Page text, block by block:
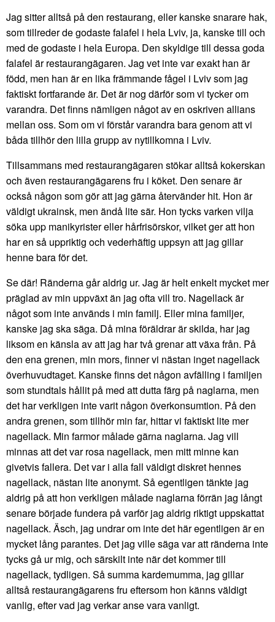
Jag sitter alltså på den restaurang, eller kanske snarare hak,
som tillreder de godaste falafel i hela Lviv, ja, kanske till och
med de godaste i hela Europa. Den skyldige till dessa goda
falafel är restaurangägaren. Jag vet inte var exakt han är
född, men han är en lika främmande fågel i Lviv som jag
faktiskt fortfarande är. Det är nog därför som vi tycker om
varandra. Det finns nämligen något av en oskriven allians
mellan oss. Som om vi förstår varandra bara genom att vi
båda tillhör den lilla grupp av nytillkomna i Lviv.
Tillsammans med restaurangägaren stökar alltså kokerskan
och även restaurangägarens fru i köket. Den senare är
också någon som gör att jag gärna återvänder hit. Hon är
väldigt ukrainsk, men ändå lite sär. Hon tycks varken vilja
söka upp manikyrister eller hårfrisörskor, vilket ger att hon
har en så uppriktig och vederhäftig uppsyn att jag gillar
henne bara för det.
Se där! Ränderna går aldrig ur. Jag är helt enkelt mycket mer
präglad av min uppväxt än jag ofta vill tro. Nagellack är
något som inte används i min familj. Eller mina familjer,
kanske jag ska säga. Då mina föräldrar är skilda, har jag
liksom en känsla av att jag har två grenar att växa från. På
den ena grenen, min mors, finner vi nästan inget nagellack
överhuvudtaget. Kanske finns det någon avfälling i familjen
som stundtals hållit på med att dutta färg på naglarna, men
det har verkligen inte varit någon överkonsumtion. På den
andra grenen, som tillhör min far, hittar vi faktiskt lite mer
nagellack. Min farmor målade gärna naglarna. Jag vill
minnas att det var rosa nagellack, men mitt minne kan
givetvis fallera. Det var i alla fall väldigt diskret hennes
nagellack, nästan lite anonymt. Så egentligen tänkte jag
aldrig på att hon verkligen målade naglarna förrän jag långt
senare började fundera på varför jag aldrig riktigt uppskattat
nagellack. Äsch, jag undrar om inte det här egentligen är en
mycket lång parantes. Det jag ville säga var att ränderna inte
tycks gå ur mig, och särskilt inte när det kommer till
nagellack, tydligen. Så summa kardemumma, jag gillar
alltså restaurangägarens fru eftersom hon känns väldigt
vanlig, efter vad jag verkar anse vara vanligt.